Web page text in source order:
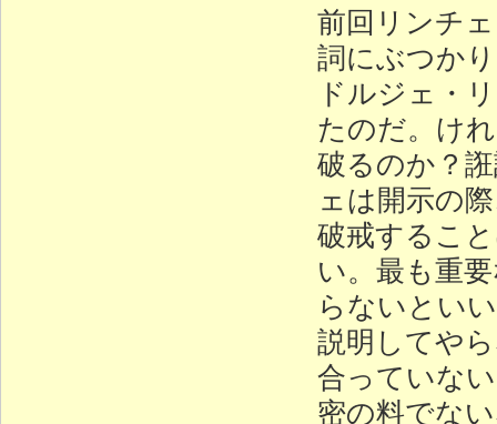
前回リンチ
詞にぶつか
ドルジェ・
たのだ。け
破るのか？
ェは開示の
破戒するこ
い。最も重
らないとい
説明してや
合っていな
密の料でな